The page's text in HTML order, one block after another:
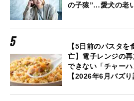
の子猿”…愛犬の老
【5日前のパスタ
亡】電子レンジの
できない「チャー
【2026年6月バズり